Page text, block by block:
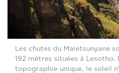
Les chutes du Maletsunyane
192 mètres situées à Lesotho.
topographie unique, le soleil